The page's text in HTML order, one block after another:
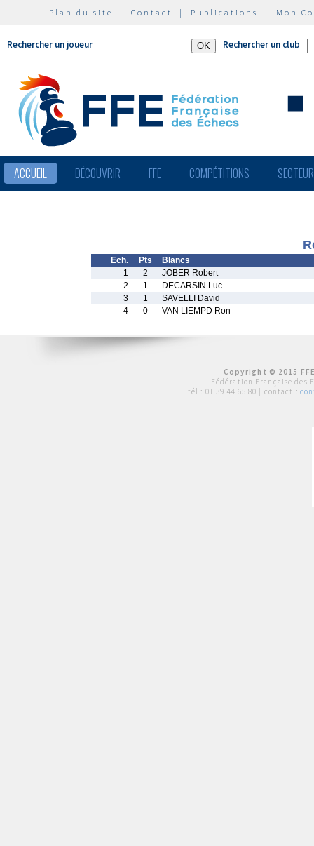
Plan du site | Contact | Publications | Mon
Rechercher un joueur Rechercher un club
ACCUEIL DÉCOUVRIR FFE COMPÉTITIONS
Ech. Pts
Blancs
1
2
JOBER Robert
2
1
DECARSIN Luc
3
1
SAVELLI David
4
0 VAN LIEMPD Ron
Copyright © 2015
Fédération Française des
tél : 01 39 44 65 80 | contact :